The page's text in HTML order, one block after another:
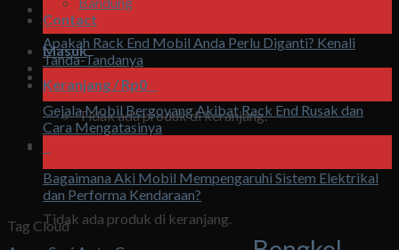
Contact
Masuk
Keranjang / Rp0
Tidak ada produk di keranjang.
Keranjang
Tidak ada produk di keranjang.
Agu
Apakah Rack End Mobil Anda Perlu Diganti? Kenali
Tanda-Tandanya
07
Agu
Gejala Mobil Bergoyang Akibat Rack End Rusak dan
Cara Mengatasinya
Bagaimana Aki Mobil Mempengaruhi Sistem Elektrikal
dan Performa Kendaraan?
Tag Cloud